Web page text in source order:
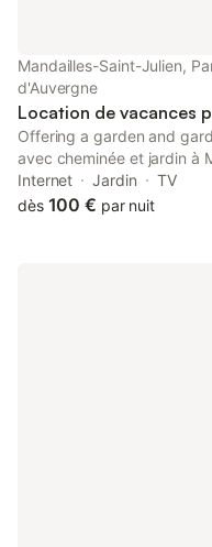
Mandailles-Saint-Julien,
d'Auvergne
Location de vacances
Offering a garden and
avec cheminée et jardin à
in Mandailles, 27 km from
Pas de Peyrol.
Internet Jardin
TV
dès 100 € par nuit